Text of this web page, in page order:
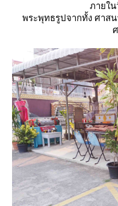
ภายใ
พระพุทธรูปจากทั้ง ศาส